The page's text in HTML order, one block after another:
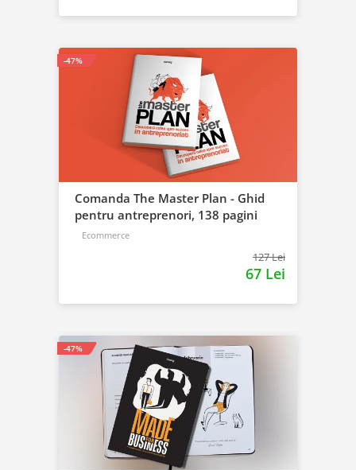
Comanda The Master Plan - Ghid
pentru antreprenori, 138 pagini
Ecommerce
127 Lei
67 Lei
-47%
-47%